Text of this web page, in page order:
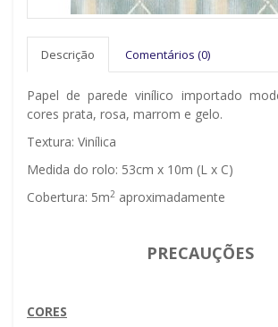
Descrição Comentários (0)
Papel de parede vinílico importado
cores prata, rosa, marrom e gelo.
Textura: Vinílica
Medida do rolo: 53cm x 10m (L x C)
Cobertura: 5m2 aproximadamente
PRECAUÇÕES
CORES